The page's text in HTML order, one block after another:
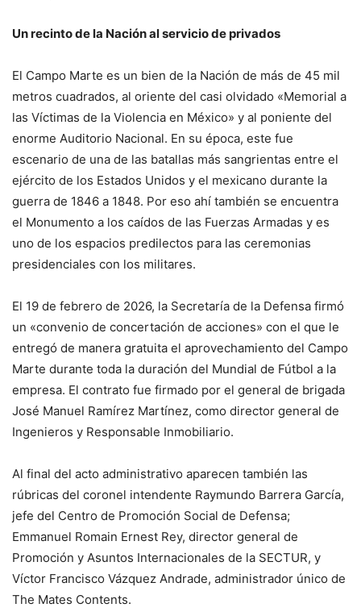
Un recinto de la Nación al servicio de privados
El Campo Marte es un bien de la Nación de más de 45 mil
metros cuadrados, al oriente del casi olvidado «Memorial a
las Víctimas de la Violencia en México» y al poniente del
enorme Auditorio Nacional. En su época, este fue
escenario de una de las batallas más sangrientas entre el
ejército de los Estados Unidos y el mexicano durante la
guerra de 1846 a 1848. Por eso ahí también se encuentra
el Monumento a los caídos de las Fuerzas Armadas y es
uno de los espacios predilectos para las ceremonias
presidenciales con los militares.
El 19 de febrero de 2026, la Secretaría de la Defensa firmó
un «convenio de concertación de acciones» con el que le
entregó de manera gratuita el aprovechamiento del Campo
Marte durante toda la duración del Mundial de Fútbol a la
empresa. El contrato fue firmado por el general de brigada
José Manuel Ramírez Martínez, como director general de
Ingenieros y Responsable Inmobiliario.
Al final del acto administrativo aparecen también las
rúbricas del coronel intendente Raymundo Barrera García,
jefe del Centro de Promoción Social de Defensa;
Emmanuel Romain Ernest Rey, director general de
Promoción y Asuntos Internacionales de la SECTUR, y
Víctor Francisco Vázquez Andrade, administrador único de
The Mates Contents.